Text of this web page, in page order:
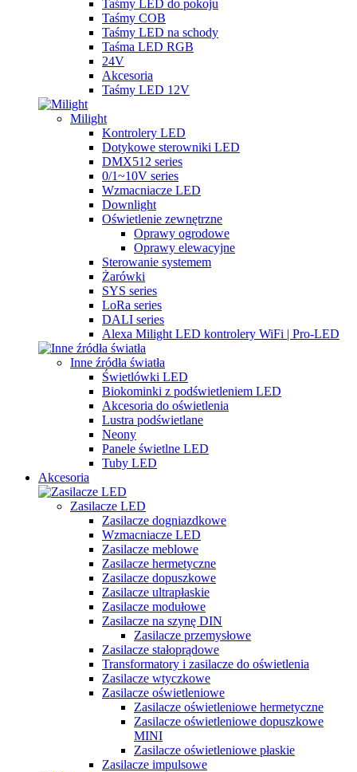
Taśmy LED do pokoju
Taśmy COB
Taśmy LED na schody
Taśma LED RGB
24V
Akcesoria
Taśmy LED 12V
Milight
Kontrolery LED
Dotykowe sterowniki LED
DMX512 series
0/1~10V series
Wzmacniacze LED
Downlight
Oświetlenie zewnętrzne
Oprawy ogrodowe
Oprawy elewacyjne
Sterowanie systemem
Żarówki
SYS series
LoRa series
DALI series
Alexa Milight LED kontrolery WiFi | Pro-LED
Inne źródła światła
Świetlówki LED
Biokominki z podświetleniem LED
Akcesoria do oświetlenia
Lustra podświetlane
Neony
Panele świetlne LED
Tuby LED
Akcesoria
Zasilacze LED
Zasilacze dogniazdkowe
Wzmacniacze LED
Zasilacze meblowe
Zasilacze hermetyczne
Zasilacze dopuszkowe
Zasilacze ultrapłaskie
Zasilacze modułowe
Zasilacze na szynę DIN
Zasilacze przemysłowe
Zasilacze stałoprądowe
Transformatory i zasilacze do oświetlenia
Zasilacze wtyczkowe
Zasilacze oświetleniowe
Zasilacze oświetleniowe hermetyczne
Zasilacze oświetleniowe dopuszkowe
MINI
Zasilacze oświetleniowe płaskie
Zasilacze impulsowe